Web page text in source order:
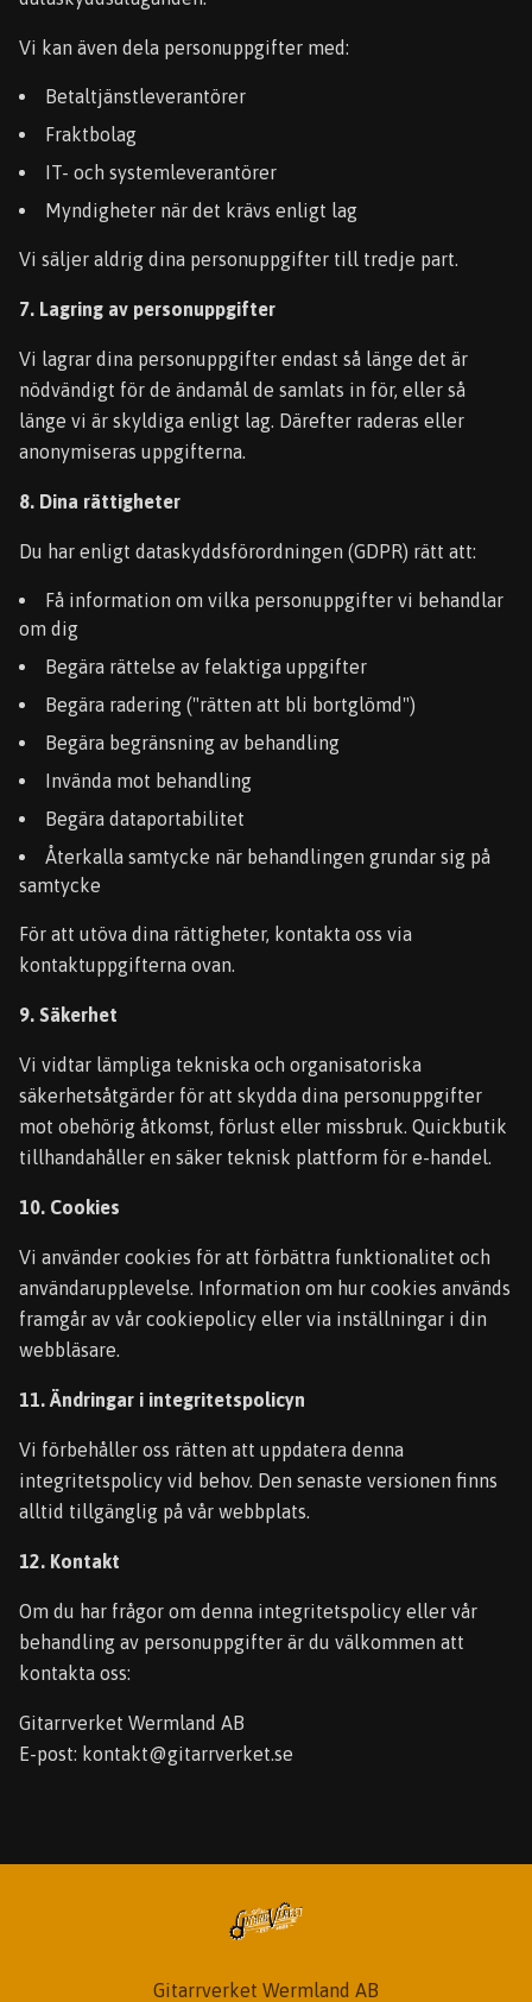
Vi kan även dela personuppgifter med:
Betaltjänstleverantörer
Fraktbolag
IT- och systemleverantörer
Myndigheter när det krävs enligt lag
Vi säljer aldrig dina personuppgifter till tredje part.
7. Lagring av personuppgifter
Vi lagrar dina personuppgifter endast så länge det är
nödvändigt för de ändamål de samlats in för, eller så
länge vi är skyldiga enligt lag. Därefter raderas eller
anonymiseras uppgifterna.
8. Dina rättigheter
Du har enligt dataskyddsförordningen (GDPR) rätt att:
Få information om vilka personuppgifter vi behandlar
om dig
Begära rättelse av felaktiga uppgifter
Begära radering ("rätten att bli bortglömd")
Begära begränsning av behandling
Invända mot behandling
Begära dataportabilitet
Återkalla samtycke när behandlingen grundar sig på
samtycke
För att utöva dina rättigheter, kontakta oss via
kontaktuppgifterna ovan.
9. Säkerhet
Vi vidtar lämpliga tekniska och organisatoriska
säkerhetsåtgärder för att skydda dina personuppgifter
mot obehörig åtkomst, förlust eller missbruk. Quickbutik
tillhandahåller en säker teknisk plattform för e-handel.
10. Cookies
Vi använder cookies för att förbättra funktionalitet och
användarupplevelse. Information om hur cookies används
framgår av vår cookiepolicy eller via inställningar i din
webbläsare.
11. Ändringar i integritetspolicyn
Vi förbehåller oss rätten att uppdatera denna
integritetspolicy vid behov. Den senaste versionen finns
alltid tillgänglig på vår webbplats.
12. Kontakt
Om du har frågor om denna integritetspolicy eller vår
behandling av personuppgifter är du välkommen att
kontakta oss:
Gitarrverket Wermland AB
E-post: kontakt@gitarrverket.se
Gitarrverket Wermland AB